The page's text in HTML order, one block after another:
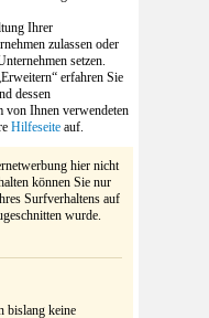
Ihrer
zulassen oder
setzen.
erfahren Sie
dessen
von Ihnen verwendeten
Hilfeseite auf.
hier nicht
können Sie nur
Surfverhaltens auf
wurde.
bislang keine